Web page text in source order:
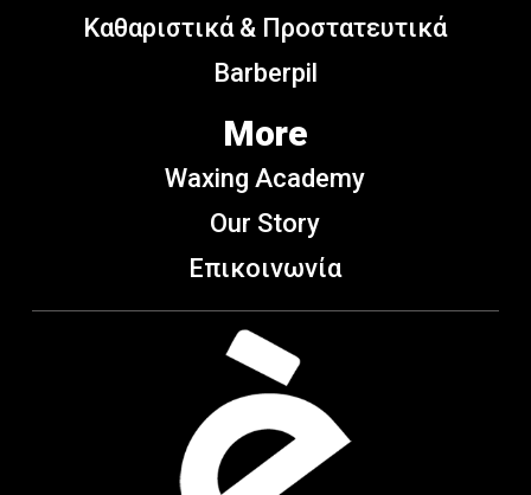
Καθαριστικά & Προστατευτικά
Barberpil
More
Waxing Academy
Our Story
Επικοινωνία